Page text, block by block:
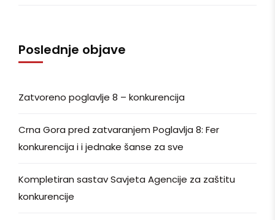
Poslednje objave
Zatvoreno poglavlje 8 – konkurencija
Crna Gora pred zatvaranjem Poglavlja 8: Fer
konkurencija i i jednake šanse za sve
Kompletiran sastav Savjeta Agencije za zaštitu
konkurencije